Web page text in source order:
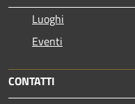
Luoghi
Eventi
CONTATTI